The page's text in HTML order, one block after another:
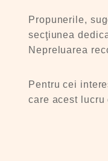
Propunerile,
secţiunea
Nepreluarea
Pentru cei
care acest